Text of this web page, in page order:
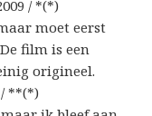
/ *(*)
moet eerst
film is een
origineel.
/ **(*)